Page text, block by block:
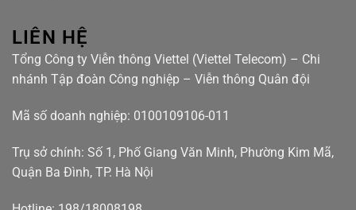
LIÊN HỆ
Tổng Công ty Viễn thông Viettel (Viettel Telecom) – Chi
nhánh Tập đoàn Công nghiệp – Viễn thông Quân đội
Mã số doanh nghiệp: 0100109106-011
Trụ sở chính: Số 1, Phố Giang Văn Minh, Phường Kim Mã,
Quận Ba Đình, TP. Hà Nội